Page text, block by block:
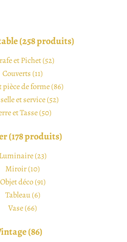
(258 produits)
et Pichet (52)
Couverts (11)
pièce de forme (86)
et service (52)
et Tasse (50)
(178 produits)
Luminaire (23)
Miroir (10)
Objet déco (91)
Tableau (6)
Vase (66)
(86)